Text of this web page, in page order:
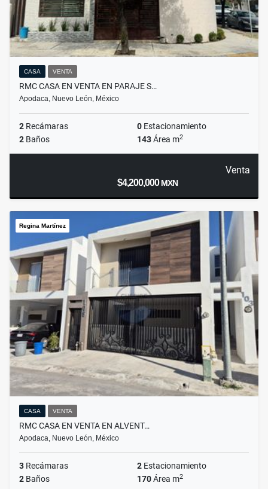
CASA VENTA
RMC CASA EN VENTA EN PARAJE S…
Apodaca, Nuevo León, México
2 Recámaras 0 Estacionamiento
2 Baños 143Área m2
Venta
$4,200,000MXN
Regina Martínez
CASA VENTA
RMC CASA EN VENTA EN ALVENT…
Apodaca, Nuevo León, México
3 Recámaras 2 Estacionamiento
2 Baños 170Área m2